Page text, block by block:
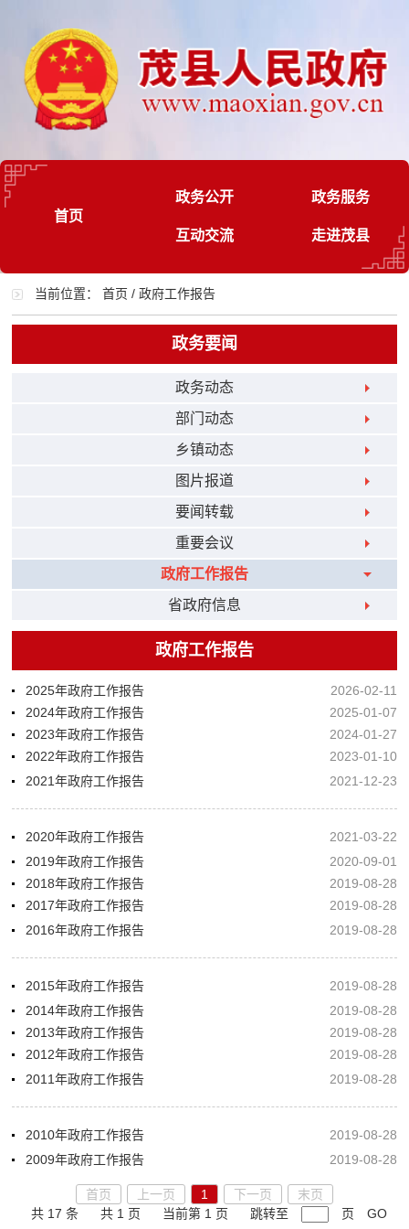
首页
政务公开 政务服务
互动交流 走进茂县
当前位置：首页 /政府工作报告
政务要闻
政务动态
部门动态
乡镇动态
图片报道
要闻转载
重要会议
政府工作报告
省政府信息
政府工作报告
2025年政府工作报告
2026-02-11
2024年政府工作报告
2025-01-07
2023年政府工作报告
2024-01-27
2022年政府工作报告
2023-01-10
2021年政府工作报告
2021-12-23
2020年政府工作报告
2021-03-22
2019年政府工作报告
2020-09-01
2018年政府工作报告
2019-08-28
2017年政府工作报告
2019-08-28
2016年政府工作报告
2019-08-28
2015年政府工作报告
2019-08-28
2014年政府工作报告
2019-08-28
2013年政府工作报告
2019-08-28
2012年政府工作报告
2019-08-28
2011年政府工作报告
2019-08-28
2010年政府工作报告
2019-08-28
2009年政府工作报告
2019-08-28
首页 上一页 1 下一页
末页
共 17 条
共 1 页 当前第 1 页 跳转至 页 GO